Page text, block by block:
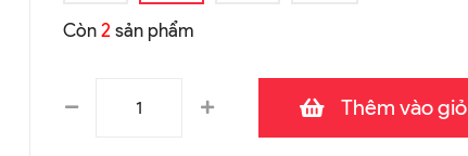
Còn 2 sản phẩm
Thêm vào giỏ